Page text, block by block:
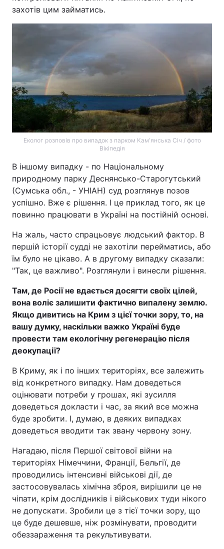
захотів цим займатись.
Еколог розповів про випадок з парком Камʼянська Січ / фото
Вікіпедія
В іншому випадку - по Національному
природному парку Деснянсько-Старогутський
(Сумська обл., - УНІАН) суд розглянув позов
успішно. Вже є рішення. І це приклад того, як це
повинно працювати в Україні на постійній основі.
На жаль, часто спрацьовує людський фактор. В
першій історії судді не захотіли перейматись, або
їм було не цікаво. А в другому випадку сказали:
"Так, це важливо". Розглянули і винесли рішення.
Там, де Росії не вдається досягти своїх цілей,
вона воліє залишити фактично випалену землю.
Якщо дивитись на Крим з цієї точки зору, то, на
вашу думку, наскільки важко Україні буде
провести там екологічну регенерацію після
деокупації?
В Криму, як і по інших територіях, все залежить
від конкретного випадку. Нам доведеться
оцінювати потреби у грошах, які зусилля
доведеться докласти і час, за який все можна
буде зробити. І, думаю, в деяких випадках
доведеться вводити так звану червону зону.
Нагадаю, після Першої світової війни на
територіях Німеччини, Франції, Бельгії, де
проводились інтенсивні військові дії, де
застосовувалась хімічна зброя, вирішили це не
чіпати, крім дослідників і військових туди нікого
не допускати. Зробили це з тієї точки зору, що
це буде дешевше, ніж розмінувати, проводити
обеззараження та рекультивувати.